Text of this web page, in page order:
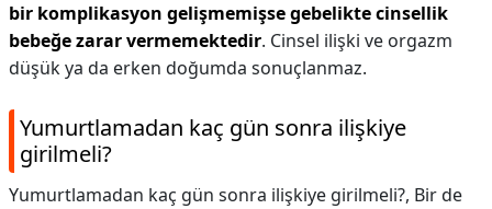
bir komplikasyon gelişmemişse gebelikte cinsellik
bebeğe zarar vermemektedir. Cinsel ilişki ve orgazm
düşük ya da erken doğumda sonuçlanmaz.
Yumurtlamadan kaç gün sonra ilişkiye
girilmeli?
Yumurtlamadan kaç gün sonra ilişkiye girilmeli?, Bir de